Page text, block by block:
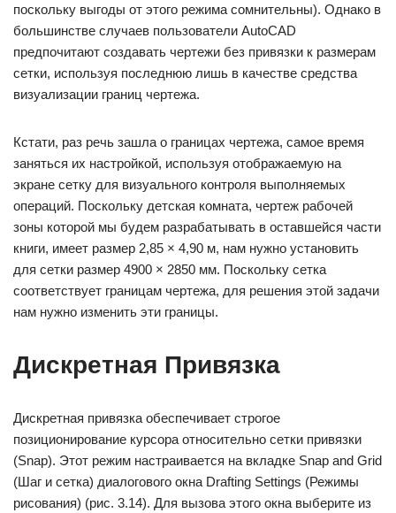
поскольку выгоды от этого режима сомнительны). Однако в
большинстве случаев пользователи AutoCAD
предпочитают создавать чертежи без привязки к размерам
сетки, используя последнюю лишь в качестве средства
визуализации границ чертежа.
Кстати, раз речь зашла о границах чертежа, самое время
заняться их настройкой, используя отображаемую на
экране сетку для визуального контроля выполняемых
операций. Поскольку детская комната, чертеж рабочей
зоны которой мы будем разрабатывать в оставшейся части
книги, имеет размер 2,85 × 4,90 м, нам нужно установить
для сетки размер 4900 × 2850 мм. Поскольку сетка
соответствует границам чертежа, для решения этой задачи
нам нужно изменить эти границы.
Дискретная Привязка
Дискретная привязка обеспечивает строгое
позиционирование курсора относительно сетки привязки
(Snap). Этот режим настраивается на вкладке Snap and Grid
(Шаг и сетка) диалогового окна Drafting Settings (Режимы
рисования) (рис. 3.14). Для вызова этого окна выберите из